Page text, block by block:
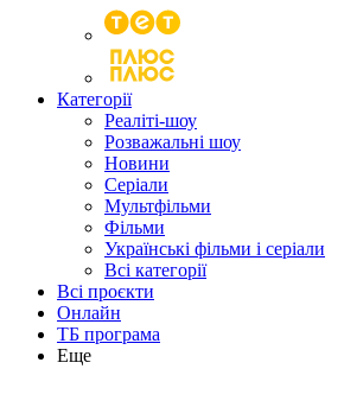
Категорії
Реаліті-шоу
Розважальні шоу
Новини
Серіали
Мультфільми
Фільми
Українські фільми і серіали
Всі категорії
Всі проєкти
Онлайн
ТБ програма
Еще